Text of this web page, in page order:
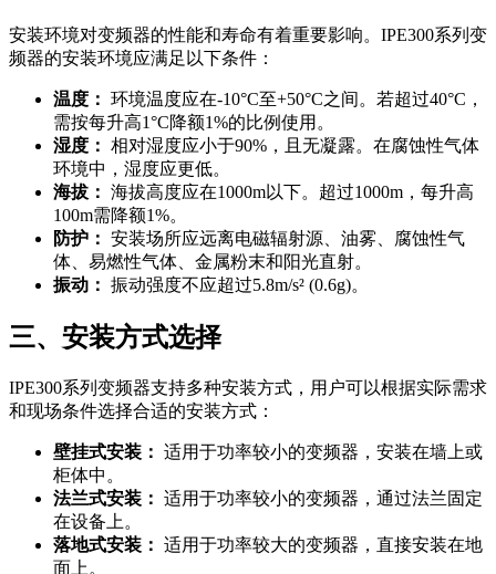
安装环境对变频器的性能和寿命有着重要影响。IPE300系列变
频器的安装环境应满足以下条件：
温度： 环境温度应在-10°C至+50°C之间。若超过40°C，
需按每升高1°C降额1%的比例使用。
湿度： 相对湿度应小于90%，且无凝露。在腐蚀性气体
环境中，湿度应更低。
海拔： 海拔高度应在1000m以下。超过1000m，每升高
100m需降额1%。
防护： 安装场所应远离电磁辐射源、油雾、腐蚀性气
体、易燃性气体、金属粉末和阳光直射。
振动： 振动强度不应超过5.8m/s² (0.6g)。
三、安装方式选择
IPE300系列变频器支持多种安装方式，用户可以根据实际需求
和现场条件选择合适的安装方式：
壁挂式安装： 适用于功率较小的变频器，安装在墙上或
柜体中。
法兰式安装： 适用于功率较小的变频器，通过法兰固定
在设备上。
落地式安装： 适用于功率较大的变频器，直接安装在地
面上。